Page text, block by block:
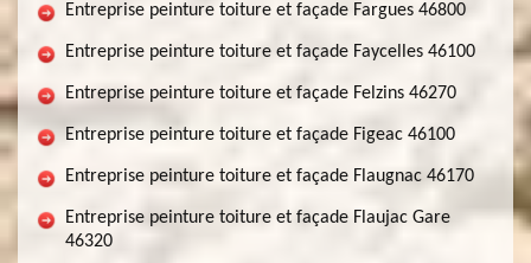
Entreprise peinture toiture et façade Fargues 46800
Entreprise peinture toiture et façade Faycelles 46100
Entreprise peinture toiture et façade Felzins 46270
Entreprise peinture toiture et façade Figeac 46100
Entreprise peinture toiture et façade Flaugnac 46170
Entreprise peinture toiture et façade Flaujac Gare
46320